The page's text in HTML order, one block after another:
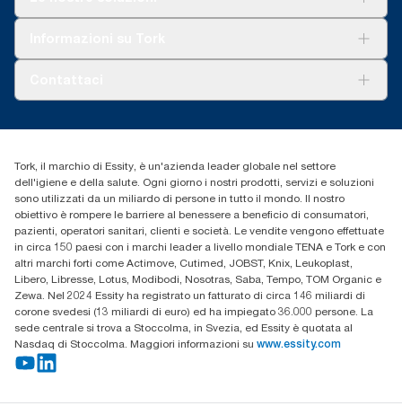
+39 0331 443896
Tork, il marchio di Essity, è un'azienda leader globale nel settore
dell'igiene e della salute. Ogni giorno i nostri prodotti, servizi e soluzioni
sono utilizzati da un miliardo di persone in tutto il mondo. Il nostro
obiettivo è rompere le barriere al benessere a beneficio di consumatori,
pazienti, operatori sanitari, clienti e società. Le vendite vengono effettuate
in circa 150 paesi con i marchi leader a livello mondiale TENA e Tork e con
altri marchi forti come Actimove, Cutimed, JOBST, Knix, Leukoplast,
Libero, Libresse, Lotus, Modibodi, Nosotras, Saba, Tempo, TOM Organic e
Zewa. Nel 2024 Essity ha registrato un fatturato di circa 146 miliardi di
corone svedesi (13 miliardi di euro) ed ha impiegato 36.000 persone. La
sede centrale si trova a Stoccolma, in Svezia, ed Essity è quotata al
Nasdaq di Stoccolma. Maggiori informazioni su www.essity.com